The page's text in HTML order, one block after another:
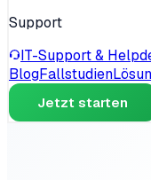
Support
IT-Support &
BlogFallstudien
Jetzt starten